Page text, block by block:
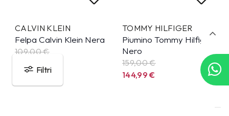
Filtri
CALVIN KLEIN
Felpa Calvin Klein Nera
109,00 €
99,99
TOMMY HILFIGER
Piumino Tommy Hilfiger
Nero
159,00 €
144,99€